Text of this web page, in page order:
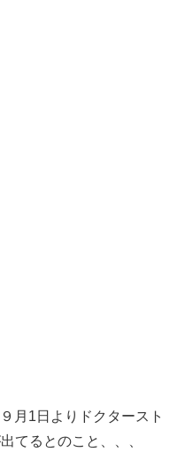
月1日よりドクタースト
てるとのこと、、、